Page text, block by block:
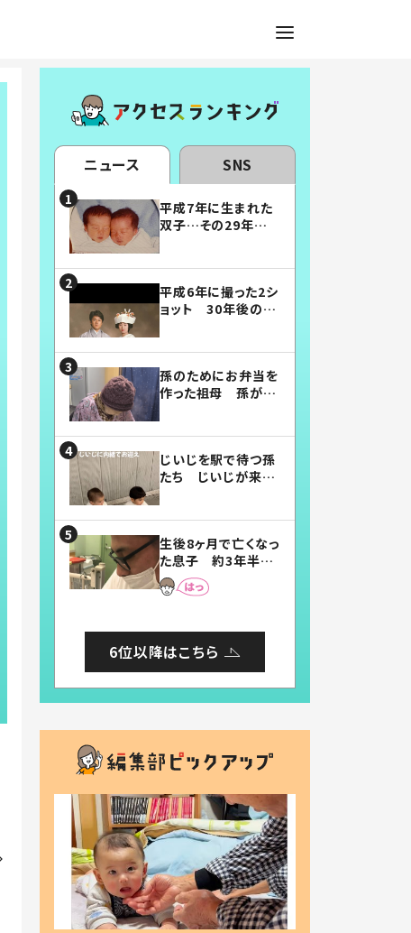
ニュース SNS
平成7年に生まれた
双子…その29年後
平成6年に撮った2シ
ョット 30年後の姿
孫のためにお弁当を
作った祖母 孫が絶
じいじを駅で待つ孫
たち じいじが来た
まらない」「幸せにな
れる」
生後8ヶ月で亡くなっ
た息子 約3年半
後、当時の妻の日記
に書いてあった本音
6位以降はこちら